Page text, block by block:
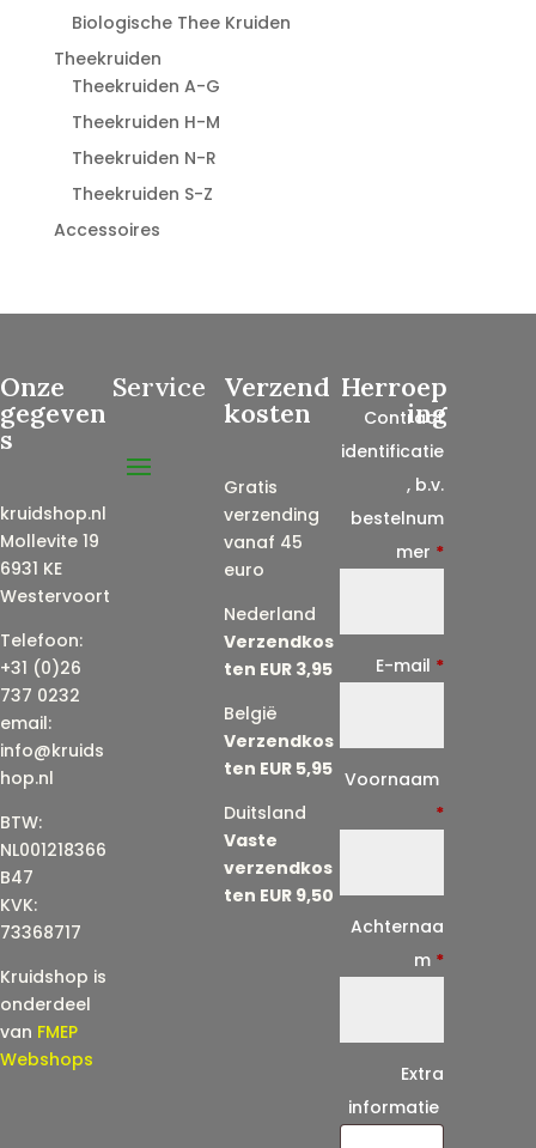
Biologische Thee Kruiden
Theekruiden
Theekruiden A-G
Theekruiden H-M
Theekruiden N-R
Theekruiden S-Z
Accessoires
Onze
gegeven
s
kruidshop.nl
Mollevite 19
6931 KE
Westervoort
Telefoon:
+31 (0)26
737 0232
email:
info@kruids
hop.nl
BTW:
NL001218366
B47
KVK:
73368717
Kruidshop is
onderdeel
van FMEP
Webshops
Service Verzend
kosten
Gratis
verzending
vanaf 45
euro
Nederland
Verzendkos
ten EUR 3,95
België
Verzendkos
ten EUR 5,95
Duitsland
Vaste
verzendkos
ten EUR 9,50
Herroep
ing
Contract
identificatie
, b.v.
bestelnum
mer *
E-mail *
Voornaam
*
Achternaa
m *
Extra
informatie